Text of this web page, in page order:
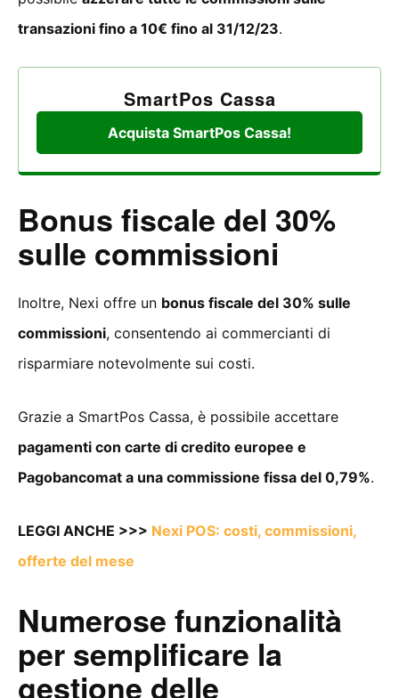
transazioni fino a 10€ fino al 31/12/23.
SmartPos Cassa
Acquista SmartPos Cassa!
Bonus fiscale del 30%
sulle commissioni
Inoltre, Nexi offre un bonus fiscale del 30% sulle
commissioni, consentendo ai commercianti di
risparmiare notevolmente sui costi.
Grazie a SmartPos Cassa, è possibile accettare
pagamenti con carte di credito europee e
Pagobancomat a una commissione fissa del 0,79%.
LEGGI ANCHE >>> Nexi POS: costi, commissioni,
offerte del mese
Numerose funzionalità
per semplificare la
gestione delle